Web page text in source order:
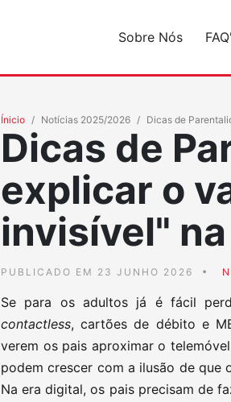
Sobre Nós
Ínicio Notícias 2025/2026 Dicas de
Dicas de
explicar o
invisível"
PUBLICADO EM 23 JUNHO 2026
Se para os adultos já é fácil
contactless, cartões de débito e
verem os pais aproximar o
podem crescer com a ilusão de que
Na era digital, os pais precisam de